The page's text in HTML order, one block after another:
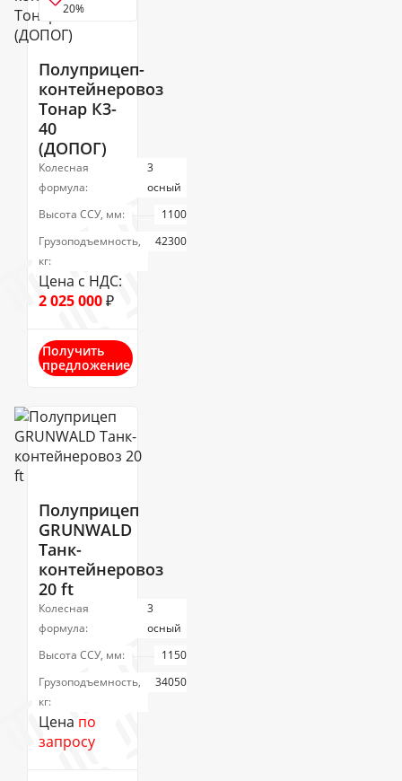
20%
Полуприцеп-
контейнеровоз
Тонар К3-
40
(ДОПОГ)
Колесная
формула:
3
осный
Высота ССУ, мм:
1100
Грузоподъемность,
кг:
42300
Цена с НДС:
2 025 000₽
Получить
предложение
Полуприцеп
GRUNWALD
Танк-
контейнеровоз
20 ft
Колесная
формула:
3
осный
Высота ССУ, мм:
1150
Грузоподъемность,
кг:
34050
Цена по
запросу